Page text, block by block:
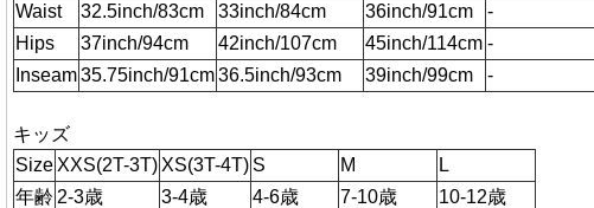
Waist
32.5inch/83cm 33inch/84cm 36inch/91cm
-
Hips
37inch/94cm 42inch/107cm 45inch/114cm -
Inseam35.75inch/91cm36.5inch/93cm 39inch/99cm -
キッズ
Size XXS(2T-3T) XS(3T-4T) S M
L
年齢 2-3歳 3-4歳 4-6歳 7-10歳
10-12歳